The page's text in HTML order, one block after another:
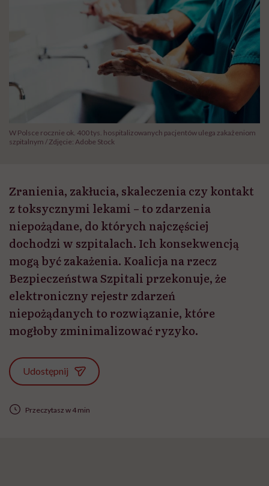
W Polsce rocznie ok. 400 tys. hospitalizowanych pacjentów ulega zakażeniom
szpitalnym / Zdjęcie: Adobe Stock
Zranienia, zakłucia, skaleczenia czy kontakt
z toksycznymi lekami – to zdarzenia
niepożądane, do których najczęściej
dochodzi w szpitalach. Ich konsekwencją
mogą być zakażenia. Koalicja na rzecz
Bezpieczeństwa Szpitali przekonuje, że
elektroniczny rejestr zdarzeń
niepożądanych to rozwiązanie, które
mogłoby zminimalizować ryzyko.
Udostępnij
Przeczytasz w 4 min